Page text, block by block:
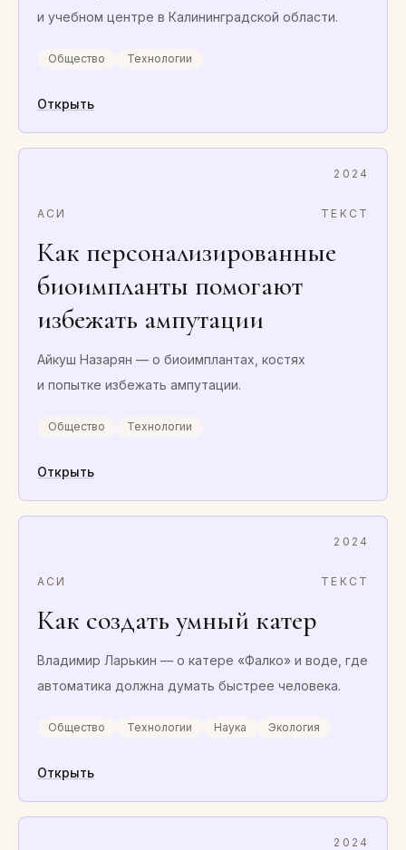
и учебном центре в Калининградской области.
Общество Технологии
Открыть
2024
АСИ ТЕКСТ
Как персонализированные
биоимпланты помогают
избежать ампутации
Айкуш Назарян — о биоимплантах, костях
и попытке избежать ампутации.
Общество Технологии
Открыть
2024
АСИ ТЕКСТ
Как создать умный катер
Владимир Ларькин — о катере «Фалко» и воде, где
автоматика должна думать быстрее человека.
Общество Технологии Наука Экология
Открыть
2024